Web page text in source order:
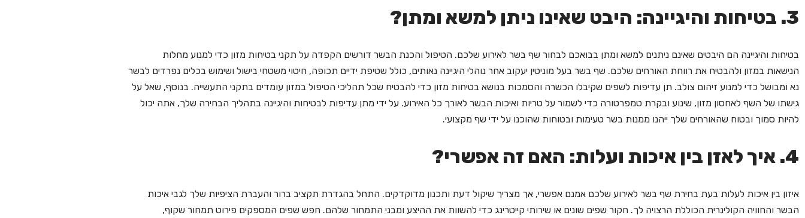
3. בטיחות והיגיינה: היבט שאינו ניתן למשא ומתן?
בטיחות והיגיינה הם היבטים שאינם ניתנים למשא ומתן בבואכם לבחור שף בשר לאירוע שלכם. הטיפול והכנת הבשר דורשים הקפדה על תקני בטיחות מזון כדי למנוע מחלות
הנישאות במזון ולהבטיח את רווחת האורחים שלכם. שף בשר בעל מוניטין יעקוב אחר נוהלי היגיינה נאותים, כולל שטיפת ידיים תכופה, חיטוי משטחי בישול ושימוש בכלים נפרדים לבשר
נא ומבושל כדי למנוע זיהום צולב. תן עדיפות לשפים שקיבלו הכשרה והסמכות בנושא בטיחות מזון כדי להבטיח שכל תהליכי הטיפול במזון עומדים בתקני התעשייה. בנוסף, שאל על
גישתו של השף לאחסון מזון, שינוע ובקרת טמפרטורה כדי לשמור על טריות ואיכות הבשר לאורך כל האירוע. על ידי מתן עדיפות לבטיחות והיגיינה בתהליך הבחירה שלך, אתה יכול
להיות סמוך ובטוח שהאורחים שלך ייהנו ממנות בשר טעימות ובטוחות שהוכנו על ידי שף מקצועי.
4. איך לאזן בין איכות ועלות: האם זה אפשרי?
איזון בין איכות לעלות בעת בחירת שף בשר לאירוע שלכם אמנם אפשרי, אך מצריך שיקול דעת ותכנון מדוקדקים. התחל בהגדרת תקציב ברור והעברת הציפיות שלך לגבי איכות
הבשר והחוויה הקולינרית הכוללת הרצויה לך. חקור שפים שונים או שירותי קייטרינג כדי להשוות את ההיצע ומבני התמחור שלהם. חפש שפים המספקים פירוט תמחור שקוף,